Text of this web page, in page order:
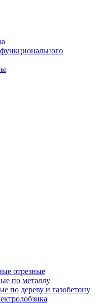
отрезные
по металлу
по дереву и газобетону